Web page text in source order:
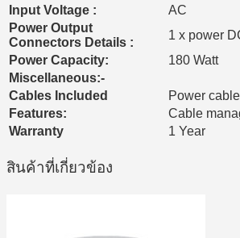
Input Voltage :
AC
Power Output
Connectors Details :
1 x power
Power Capacity:
180 Watt
Miscellaneous:-
Cables Included
Power
Features:
Cable
Warranty
1 Year
สินค้าที่เกี่ยวข้อง